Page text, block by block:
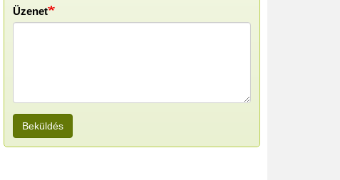
Üzenet
Beküldés